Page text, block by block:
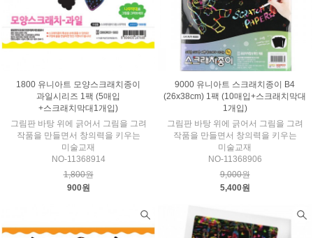
1800 유니아트 모양스크래치종이
과일시리즈 1팩 (5매입
+스크래치막대1개입)
그림판 바탕 위에 긁어서 그림을 그려
작품을 만들면서 창의력을 키우는
미술교재
NO-11368914
1,800원
900원
9000 유니아트 스크래치종이 B4
(26x38cm) 1팩 (10매입+스크래치막대
1개입)
그림판 바탕 위에 긁어서 그림을 그려
작품을 만들면서 창의력을 키우는
미술교재
NO-11368906
9,000원
5,400원